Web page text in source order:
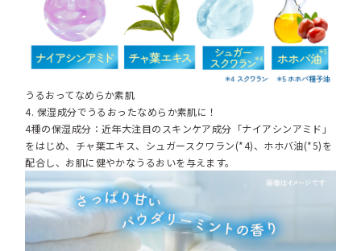
うるおってなめらか素肌
4. 保湿成分でうるおったなめらか素肌に！
4種の保湿成分：近年大注目のスキンケア成分「ナイアシンアミド」
をはじめ、チャ葉エキス、シュガースクワラン(*4)、ホホバ油(*5)を
配合し、お肌に健やかなうるおいを与えます。